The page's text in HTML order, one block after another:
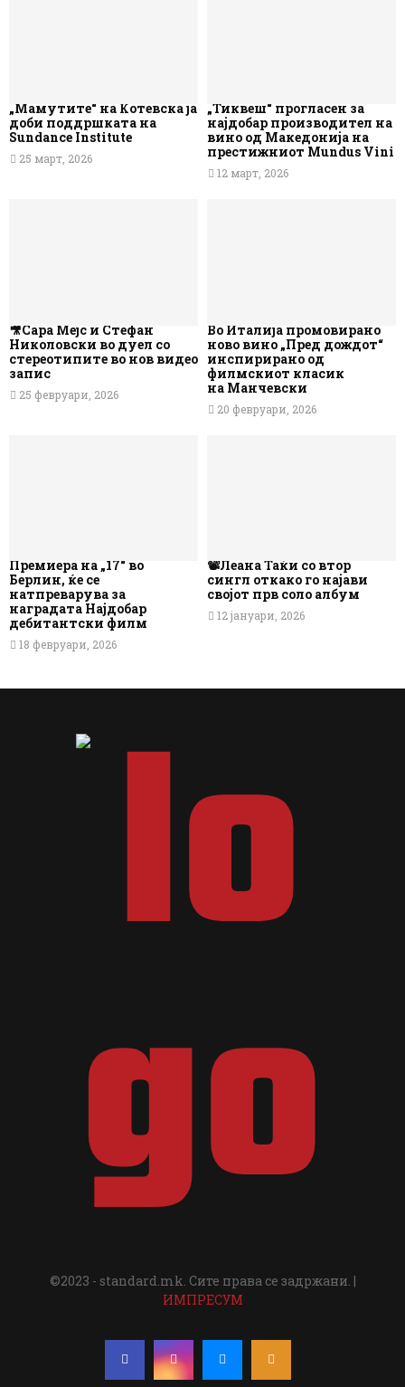
„Мамутите“ на Котевска ја
доби поддршката на
Sundance Institute
25 март, 2026
„Тиквеш“ прогласен за
најдобар производител на
вино од Македонија на
престижниот Mundus Vini
12 март, 2026
🎥Сара Мејс и Стефан
Николовски во дуел со
стереотипите во нов видео
запис
25 февруари, 2026
Во Италија промовирано
ново вино „Пред дождот“
инспирирано од
филмскиот класик
на Манчевски
20 февруари, 2026
Премиера на „17“ во
Берлин, ќе се
натпреварува за
наградата Најдобар
дебитантски филм
18 февруари, 2026
📽️Леана Таќи со втор
сингл откако го најави
својот прв соло албум
12 јануари, 2026
©2023 - standard.mk. Сите права се задржани. |
ИМПРЕСУМ